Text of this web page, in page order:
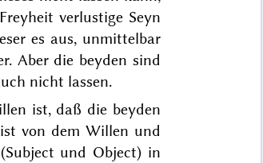
verlustige Seyn
es aus, unmittelbar
Aber die beyden sind
nicht lassen.
ist, daß die beyden
von dem Willen und
und Object) in